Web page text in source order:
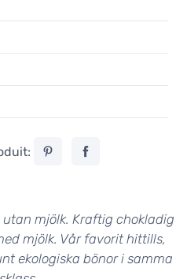
mjölk. Kraftig chokladig
mjölk. Vår favorit hittills,
ekologiska bönor i samma